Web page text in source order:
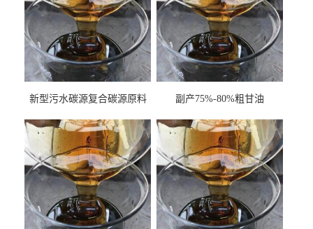
新型污水碳源复合碳源原料
副产75%-80%粗甘油